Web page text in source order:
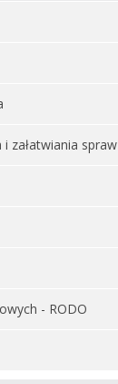
załatwiania spraw
- RODO